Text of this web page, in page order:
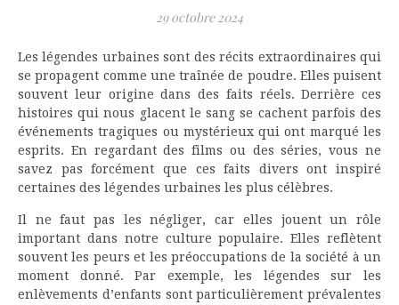
29 octobre 2024
Les légendes urbaines sont des récits extraordinaires qui
se propagent comme une traînée de poudre. Elles puisent
souvent leur origine dans des faits réels. Derrière ces
histoires qui nous glacent le sang se cachent parfois des
événements tragiques ou mystérieux qui ont marqué les
esprits. En regardant des films ou des séries, vous ne
savez pas forcément que ces faits divers ont inspiré
certaines des légendes urbaines les plus célèbres.
Il ne faut pas les négliger, car elles jouent un rôle
important dans notre culture populaire. Elles reflètent
souvent les peurs et les préoccupations de la société à un
moment donné. Par exemple, les légendes sur les
enlèvements d’enfants sont particulièrement prévalentes